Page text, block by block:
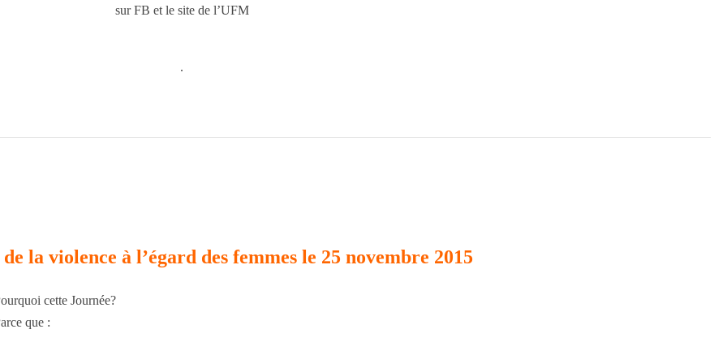
sur FB et le site de l’UFM
.
la violence à l’égard des femmes le 25 novembre 2015
cette Journée?
que :